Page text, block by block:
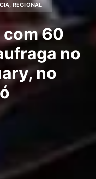
, REGIONAL
com 60
no
no